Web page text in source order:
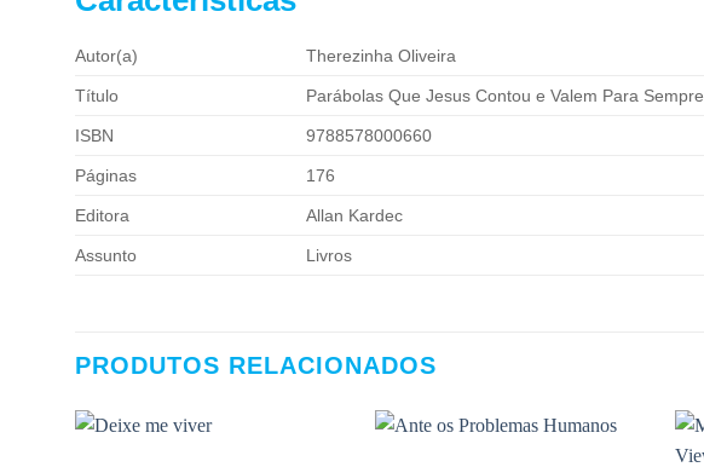
Autor(a) Therezinha Oliveira
Título Parábolas Que Jesus Contou e Valem Para Sempre
ISBN 9788578000660
Páginas 176
Editora Allan Kardec
Assunto Livros
PRODUTOS RELACIONADOS